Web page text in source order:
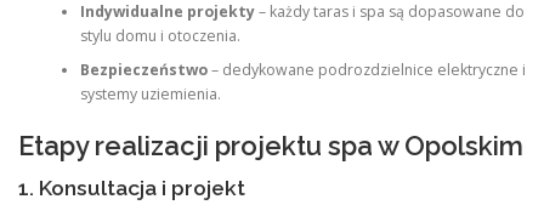
Indywidualne projekty– każdy taras i spa są dopasowane do
stylu domu i otoczenia.
Bezpieczeństwo– dedykowane podrozdzielnice elektryczne i
systemy uziemienia.
Etapy realizacji projektu spa w Opolskim
1. Konsultacja i projekt